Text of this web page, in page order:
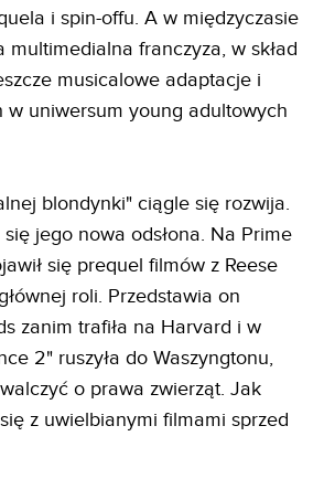
i spin-offu. A w międzyczasie
multimedialna franczyza, w skład
musicalowe adaptacje i
w uniwersum young adultowych
blondynki" ciągle się rozwija.
się jego nowa odsłona. Na Prime
się prequel filmów z Reese
roli. Przedstawia on
zanim trafiła na Harvard i w
2" ruszyła do Waszyngtonu,
o prawa zwierząt. Jak
z uwielbianymi filmami sprzed